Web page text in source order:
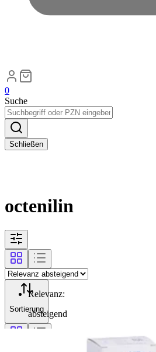
0
Suche
Schließen
octenilin
Sortierung
Relevanz:
absteigend